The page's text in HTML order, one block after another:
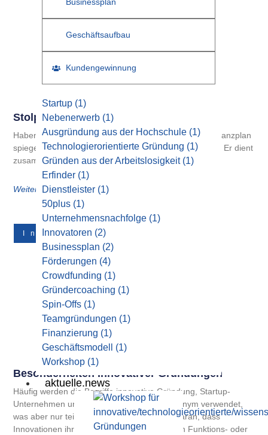
Geschäftsaufbau
Kundengewinnung
Startup (1)
Nebenerwerb (1)
Ausgründung aus der Hochschule (1)
Technologierorientierte Gründung (1)
Gründen aus der Arbeitslosigkeit (1)
Erfinder (1)
Dienstleister (1)
50plus (1)
Unternehmensnachfolge (1)
Innovatoren (2)
Businessplan (2)
Förderungen (4)
Crowdfunding (1)
Gründercoaching (1)
Spin-Offs (1)
Teamgründungen (1)
Finanzierung (1)
Geschäftsmodell (1)
Workshop (1)
aktuelle.news
Stolperfallen Im Finanzplan
Haben Sie beim Rechnen alles richtig gemacht? Im Finanzplan
spiegeln sich wichtige Eckpunkte einer Planung wieder. Er dient
zusammen mit
Weiterlesen
Innovatoren
Besonderheiten Innovativer Gründungen
Häufig werden die Begriffe innovative Gründung, Startup-
Unternehmen und High-tech-Gründung synonym verwendet,
was aber nur teilweise richtig ist. Dies liegt daran, dass
Innovationen ihren Ursprung in ganz anderen Funktions- oder